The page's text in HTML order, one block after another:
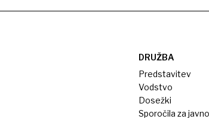
DRUŽBA
Predstavitev
Vodstvo
Dosežki
Sporočila za